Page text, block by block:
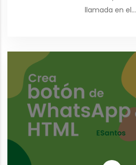
llamada en el…